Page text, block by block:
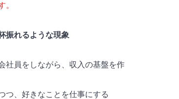
。
振れるような現象
社員をしながら、収入の基盤を作
つ、好きなことを仕事にする